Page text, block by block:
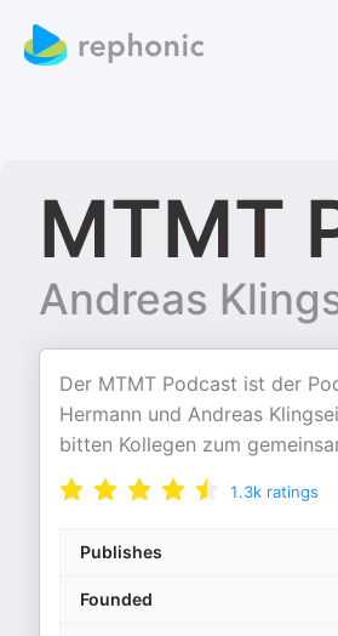
MTMT
Andreas
Der MTMT Podcast ist der
Hermann und Andreas
bitten Kollegen zum
1.3k ratings
Publishes
Founded